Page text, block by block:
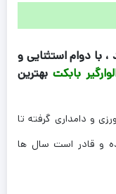
، با دوام استثنایی و
بابکت بهترین
و دامداری گرفته تا
و قادر است سال ها